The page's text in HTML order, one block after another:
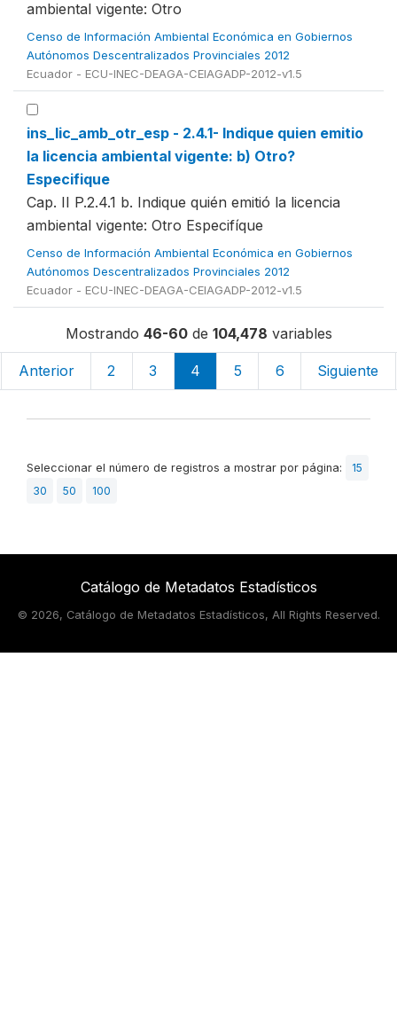
ambiental vigente: Otro
Censo de Información Ambiental Económica en Gobiernos
Autónomos Descentralizados Provinciales 2012
Ecuador - ECU-INEC-DEAGA-CEIAGADP-2012-v1.5
ins_lic_amb_otr_esp - 2.4.1- Indique quien emitio
la licencia ambiental vigente: b) Otro?
Especifique
Cap. II P.2.4.1 b. Indique quién emitió la licencia
ambiental vigente: Otro Especifíque
Censo de Información Ambiental Económica en Gobiernos
Autónomos Descentralizados Provinciales 2012
Ecuador - ECU-INEC-DEAGA-CEIAGADP-2012-v1.5
Mostrando 46-60de 104,478 variables
Anterior 2 3 4 5 6 Siguiente
Seleccionar el número de registros a mostrar por página:
15
30
50 100
Catálogo de Metadatos Estadísticos
© 2026, Catálogo de Metadatos Estadísticos, All Rights Reserved.